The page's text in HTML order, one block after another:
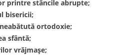
printre stâncile abrupte;
bisericii;
ortodoxie;
sfântă;
vrăjmașe;